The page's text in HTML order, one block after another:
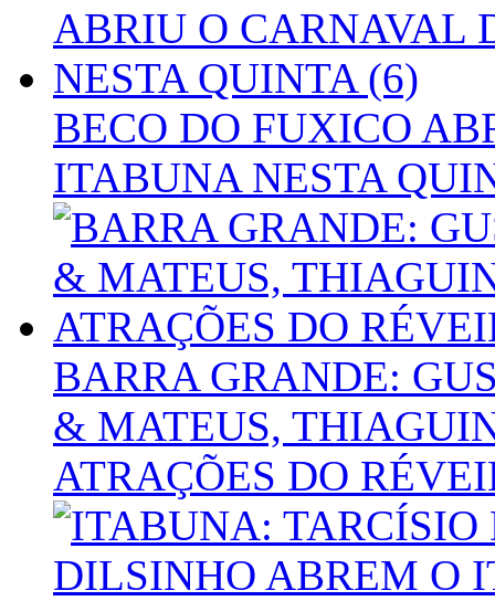
BECO DO FUXICO
ITABUNA NESTA
BARRA GRANDE:
& MATEUS,
ATRAÇÕES DO